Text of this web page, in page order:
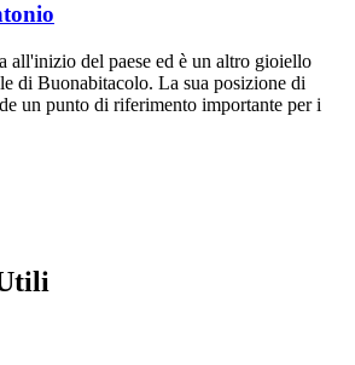
all'inizio del paese ed è un altro gioiello
di Buonabitacolo. La sua posizione di
un punto di riferimento importante per i